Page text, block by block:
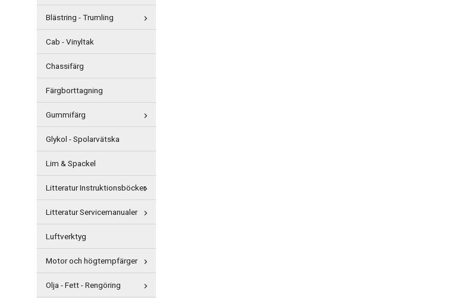
Blästring - Trumling
Cab - Vinyltak
Chassifärg
Färgborttagning
Gummifärg
Glykol - Spolarvätska
Lim & Spackel
Litteratur Instruktionsböcker
Litteratur Servicemanualer
Luftverktyg
Motor och högtempfärger
Olja - Fett - Rengöring